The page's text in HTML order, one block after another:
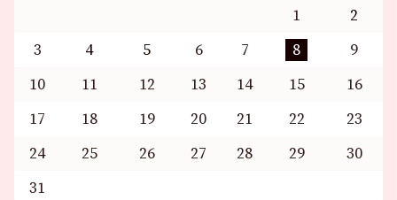
1
2
3
4 5 6 7 8
9
10
11 12 13 14 15
16
17
18 19 20 21 22
23
24
25 26 27 28 29
30
31